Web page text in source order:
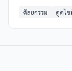
ศัลยกรรม ดูดไ